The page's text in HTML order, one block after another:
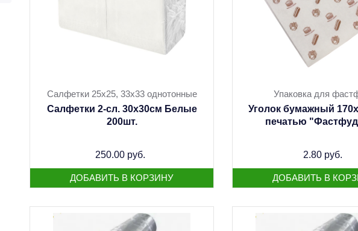
Салфетки 25х25, 33х33 однотонные
Салфетки 2-сл. 30х30см Белые
200шт.
250.00 руб.
Упаковка для
Уголок бумажный
печатью
2.80 руб.